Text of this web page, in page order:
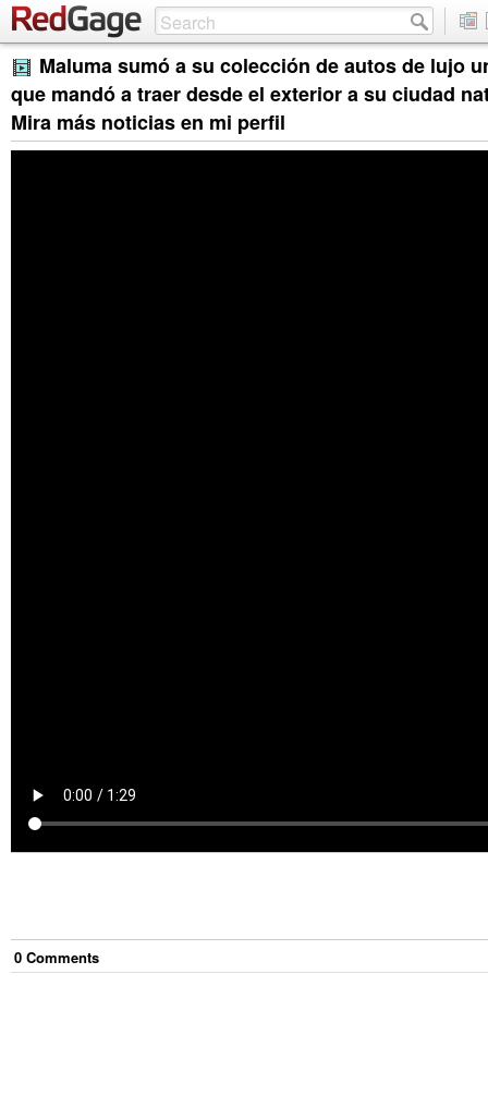
Maluma sumó a su colección de autos de lujo
que mandó a traer desde el exterior a su ciudad
Mira más noticias en mi perfil
0 Comments